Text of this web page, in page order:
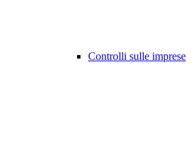
Controlli sulle imprese